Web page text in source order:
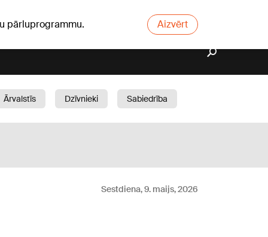
pārluprogrammu. Aizvērt
Ārvalstīs Dzīvnieki
Sabiedrība
Sestdiena, 9. maijs, 2026